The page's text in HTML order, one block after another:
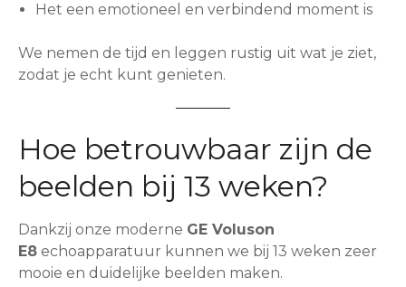
Het een emotioneel en verbindend moment is
We nemen de tijd en leggen rustig uit wat je ziet,
zodat je echt kunt genieten.
Hoe betrouwbaar zijn de
beelden bij 13 weken?
Dankzij onze moderne GE Voluson
E8 echoapparatuur kunnen we bij 13 weken zeer
mooie en duidelijke beelden maken.